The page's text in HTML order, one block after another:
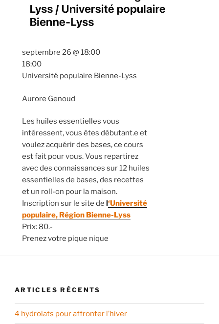
Les huiles essentielles vous
intéressent, vous êtes débutant.e et
voulez acquérir des bases, ce cours
est fait pour vous. Vous repartirez
avec des connaissances sur 12 huiles
essentielles de bases, des recettes
et un roll-on pour la maison.
Inscription sur le site de ‘Université
populaire, Région Bienne-Lyss
Prix: 80.-
Prenez votre pique nique
septembre 26 @ 18:00
18:00
Université populaire Bienne-Lyss
Aurore Genoud
ARTICLES RÉCENTS
4 hydrolats pour affronter l’hiver